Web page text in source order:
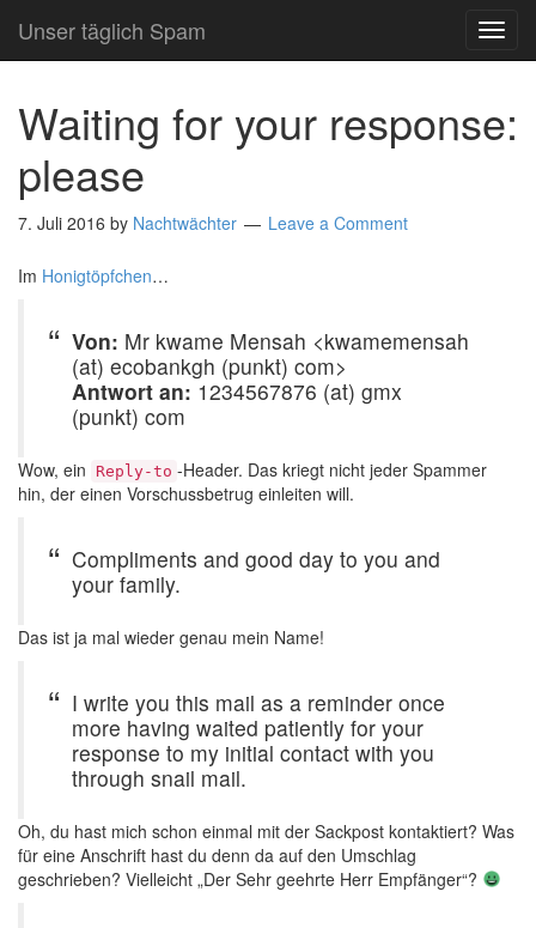
Unser täglich Spam
Waiting for your response:
please
7. Juli 2016 by Nachtwächter Leave a Comment
Im Honigtöpfchen…
Von: Mr kwame Mensah <kwamemensah
(at) ecobankgh (punkt) com>
Antwort an: 1234567876 (at) gmx
(punkt) com
Wow, ein Reply-to -Header. Das kriegt nicht jeder Spammer
hin, der einen Vorschussbetrug einleiten will.
Compliments and good day to you and
your family.
Das ist ja mal wieder genau mein Name!
I write you this mail as a reminder once
more having waited patiently for your
response to my initial contact with you
through snail mail.
Oh, du hast mich schon einmal mit der Sackpost kontaktiert? Was
für eine Anschrift hast du denn da auf den Umschlag
geschrieben? Vielleicht „Der Sehr geehrte Herr Empfänger“?